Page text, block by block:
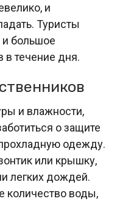
и
Туристы
и большое
в течение дня.
и влажности,
о защите
одежду.
или крышку,
легких дождей.
количество воды,